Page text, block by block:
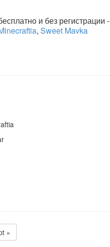
и без регистрации -
, Sweet Mavka
»